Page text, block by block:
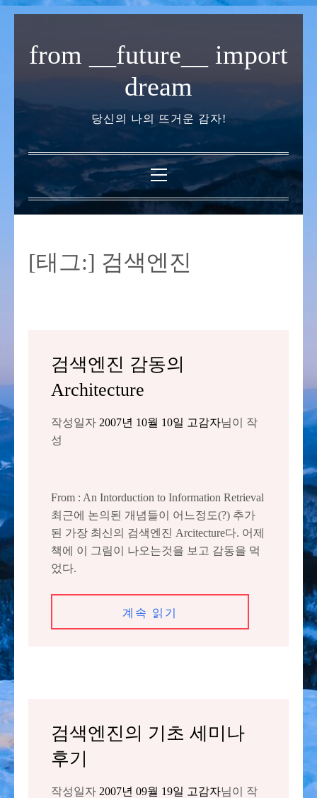
기
from __future__ import
dream
당신의 나의 뜨거운 감자!
기
본
메
뉴
[태그:] 검색엔진
검색엔진 감동의
Architecture
작성일자 2007년 10월 10일 고감자님이 작
성
From : An Intorduction to Information Retrieval
최근에 논의된 개념들이 어느정도(?) 추가
된 가장 최신의 검색엔진 Arcitecture다. 어제
책에 이 그림이 나오는것을 보고 감동을 먹
었다.
계속 읽기
검색엔진의 기초 세미나
후기
작성일자 2007년 09월 19일 고감자님이 작